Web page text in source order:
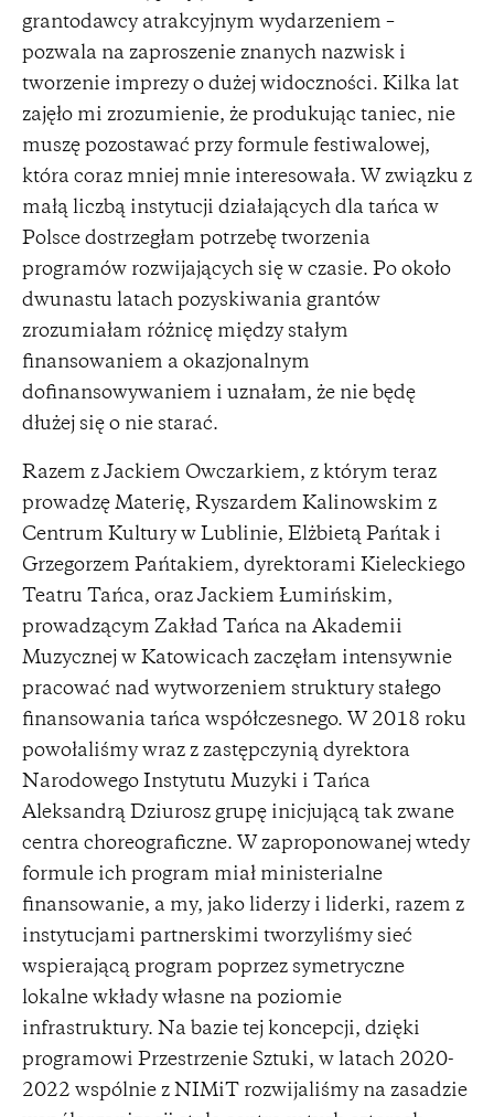
grantodawcy atrakcyjnym wydarzeniem –
pozwala na zaproszenie znanych nazwisk i
tworzenie imprezy o dużej widoczności. Kilka lat
zajęło mi zrozumienie, że produkując taniec, nie
muszę pozostawać przy formule festiwalowej,
która coraz mniej mnie interesowała. W związku z
małą liczbą instytucji działających dla tańca w
Polsce dostrzegłam potrzebę tworzenia
programów rozwijających się w czasie. Po około
dwunastu latach pozyskiwania grantów
zrozumiałam różnicę między stałym
finansowaniem a okazjonalnym
dofinansowywaniem i uznałam, że nie będę
dłużej się o nie starać.
Razem z Jackiem Owczarkiem, z którym teraz
prowadzę Materię, Ryszardem Kalinowskim z
Centrum Kultury w Lublinie, Elżbietą Pańtak i
Grzegorzem Pańtakiem, dyrektorami Kieleckiego
Teatru Tańca, oraz Jackiem Łumińskim,
prowadzącym Zakład Tańca na Akademii
Muzycznej w Katowicach zaczęłam intensywnie
pracować nad wytworzeniem struktury stałego
finansowania tańca współczesnego. W 2018 roku
powołaliśmy wraz z zastępczynią dyrektora
Narodowego Instytutu Muzyki i Tańca
Aleksandrą Dziurosz grupę inicjującą tak zwane
centra choreograficzne. W zaproponowanej wtedy
formule ich program miał ministerialne
finansowanie, a my, jako liderzy i liderki, razem z
instytucjami partnerskimi tworzyliśmy sieć
wspierającą program poprzez symetryczne
lokalne wkłady własne na poziomie
infrastruktury. Na bazie tej koncepcji, dzięki
programowi Przestrzenie Sztuki, w latach 2020-
2022 wspólnie z NIMiT rozwijaliśmy na zasadzie